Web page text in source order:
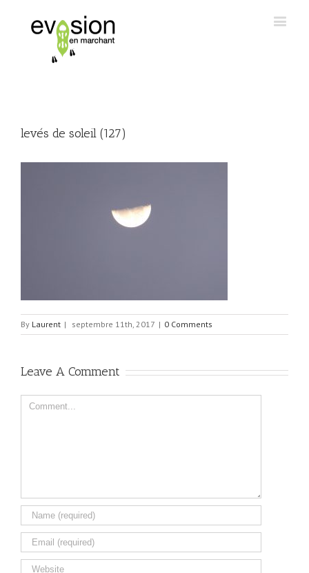
levés de soleil (127)
By Laurent | septembre 11th, 2017 | 0 Comments
Leave A Comment
Comment